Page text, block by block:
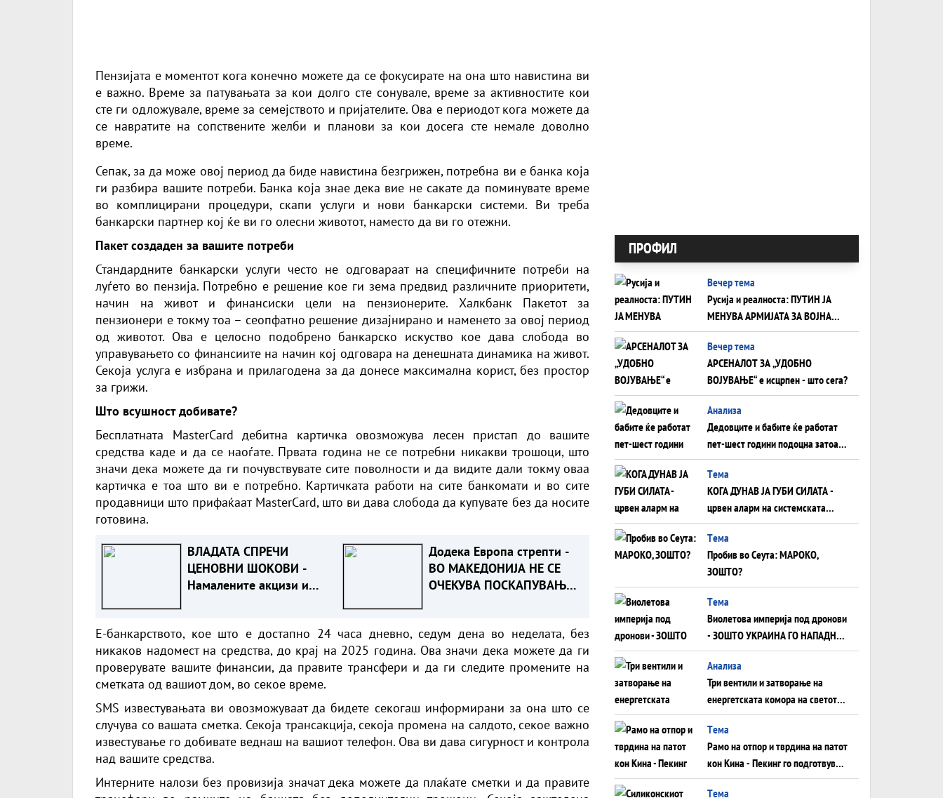
Пензијата е моментот кога конечно можете да се фокусирате на она што навистина ви
е важно. Време за патувањата за кои долго сте сонувале, време за активностите кои
сте ги одложувале, време за семејството и пријателите. Ова е периодот кога можете да
се навратите на сопствените желби и планови за кои досега сте немале доволно
време.
Сепак, за да може овој период да биде навистина безгрижен, потребна ви е банка која
ги разбира вашите потреби. Банка која знае дека вие не сакате да поминувате време
во комплицирани процедури, скапи услуги и нови банкарски системи. Ви треба
банкарски партнер кој ќе ви го олесни животот, наместо да ви го отежни.
Пакет создаден за вашите потреби
Стандардните банкарски услуги често не одговараат на специфичните потреби на
луѓето во пензија. Потребно е решение кое ги зема предвид различните приоритети,
начин на живот и финансиски цели на пензионерите.
Халкбанк Пакетот за
пензионери е токму тоа – сеопфатно решение дизајнирано и наменето за овој период
од животот. Ова е целосно подобрено банкарско искуство кое дава слобода во
управувањето со финансиите на начин кој одговара на денешната динамика на живот.
Секоја услуга е избрана и прилагодена за да донесе максимална корист, без простор
за грижи.
Што всушност добивате?
Бесплатната MasterCard дебитна картичка овозможува лесен пристап до вашите
средства каде и да се наоѓате. Првата година не се потребни никакви трошоци, што
значи дека можете да ги почувствувате сите поволности и да видите дали токму оваа
картичка е тоа што ви е потребно. Картичката работи на сите банкомати и во сите
продавници што прифаќаат MasterCard, што ви дава слобода да купувате без да носите
готовина.
ВЛАДАТА СПРЕЧИ
ЦЕНОВНИ ШОКОВИ -
Намалените акцизи и
Додека Европа стрепти -
ВО МАКЕДОНИЈА НЕ СЕ
ОЧЕКУВА ПОСКАПУВАЊЕ
Е-банкарството, кое што е достапно 24 часа дневно, седум дена во неделата, без
никаков надомест на средства, до крај на 2025 година. Ова значи дека можете да ги
проверувате вашите финансии, да правите трансфери и да ги следите промените на
сметката од вашиот дом, во секое време.
SMS известувањата ви овозможуваат да бидете секогаш информирани за она што се
случува со вашата сметка. Секоја трансакција, секоја промена на салдото, секое важно
известување го добивате веднаш на вашиот телефон. Ова ви дава сигурност и контрола
над вашите средства.
Интерните налози без провизија значат дека можете да плаќате сметки и да правите
ПРОФИЛ
Вечер тема
Русија и реалноста: ПУТИН ЈА
МЕНУВА АРМИЈАТА ЗА ВОЈНА
ШТО ОСТАНУВА БЕЗ ФРОНТ
Вечер тема
АРСЕНАЛОТ ЗА „УДОБНО
ВОЈУВАЊЕ“ е исцрпен - што сега?
Анализа
Дедовците и бабите ќе работат
пет-шест години подоцна затоа
што НЕМААТ ВНУЦИ ДА ГИ
ЗАМЕНАТ
Tема
КОГА ДУНАВ ЈА ГУБИ СИЛАТА -
црвен аларм на системската
плоча од јужна Германија до
Црното Море...
Tема
Пробив во Сеута: МАРОКО,
ЗОШТО?
Tема
Виолетова империја под дронови
- ЗОШТО УКРАИНА ГО НАПАДНА
РУСКИОТ WILDBERRIES
Aнализа
Три вентили и затворање на
енергетската комора на светот:
Нападот во Суец најавува
глобален енергетски инфаркт?
Tема
Рамо на отпор и тврдина на патот
кон Кина - Пекинг го подготвува
Иран за американска копнена
Tема